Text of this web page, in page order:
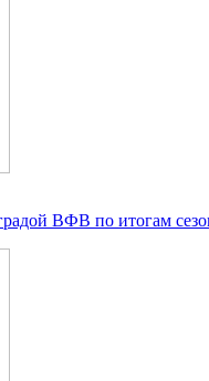
ВФВ по итогам